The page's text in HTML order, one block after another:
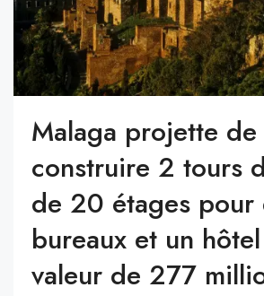
Malaga projette de
construire 2 tours
de 20 étages pour
bureaux et un hôtel
valeur de 277